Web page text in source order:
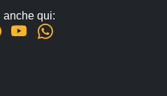
anche qui: